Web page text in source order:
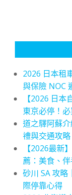
2026 日本租
與保險 NOC
【2026 日
東京必停！
道之驛阿蘇
禮與交通攻略
【2026最新
薦：美食、
砂川 SA 攻
際停靠心得